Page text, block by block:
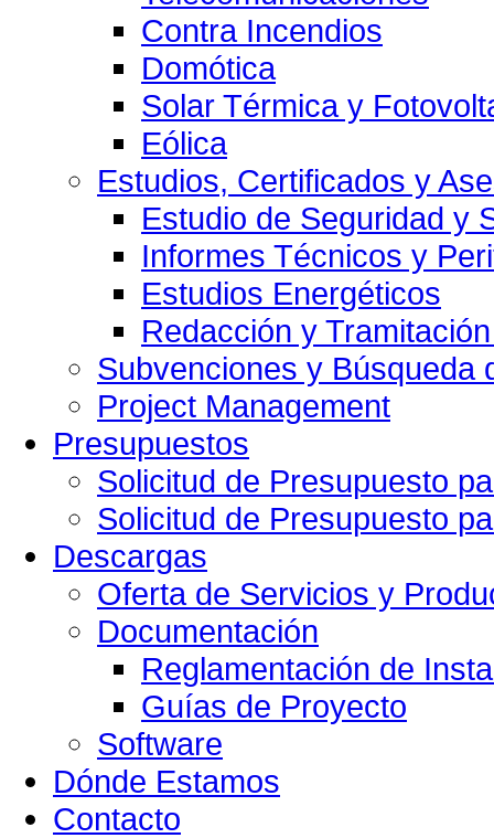
Contra Incendios
Domótica
Solar Térmica y
Eólica
Estudios, Certificados y
Estudio de Seguridad y
Informes Técnicos y
Estudios Energéticos
Redacción y
Subvenciones y Búsqueda
Project Management
Presupuestos
Solicitud de Presupuesto
Solicitud de Presupuesto
Descargas
Oferta de Servicios y
Documentación
Reglamentación de
Guías de Proyecto
Software
Dónde Estamos
Contacto